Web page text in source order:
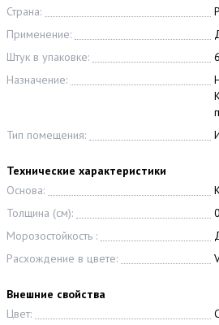
Страна:
Применение:
Штук в упаковке:
Назначение:
Тип помещения:
Технические характеристики
Основа:
Толщина (см):
Морозостойкость :
Расхождение в цвете:
Внешние свойства
Цвет: